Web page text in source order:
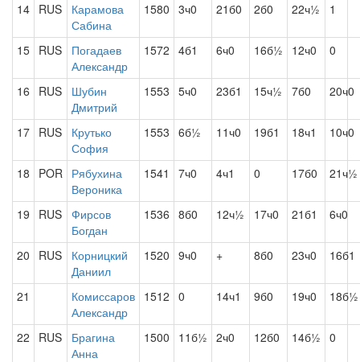
14 RUS
Карамова
Сабина
1580 3ч0 21б0 2б0 22ч½ 1
15 RUS
Погадаев
Александр
1572 4б1 6ч0 16б½ 12ч0 0
16 RUS
Шубин
Дмитрий
1553 5ч0 23б1 15ч½ 7б0 20ч0
17 RUS
Крутько
София
1553 6б½ 11ч0 19б1 18ч1 10ч0
18 POR Рябухина
Вероника
1541 7ч0 4ч1 0 17б0 21ч½
19 RUS Фирсов
Богдан
1536 8б0 12ч½ 17ч0 21б1 6ч0
20 RUS
Корницкий
Даниил
1520 9ч0 + 8б0 23ч0 16б1
21
Комиссаров
Александр
1512 0 14ч1 9б0 19ч0 18б½
22 RUS
Брагина
Анна
1500 11б½ 2ч0 12б0 14б½ 0